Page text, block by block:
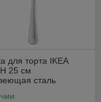
для торта IKEA
25 см
сталь